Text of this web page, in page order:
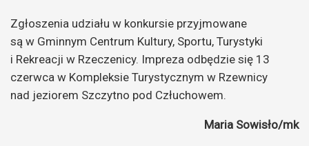
Zgłoszenia udziału w konkursie przyjmowane
są w Gminnym Centrum Kultury, Sportu, Turystyki
i Rekreacji w Rzeczenicy. Impreza odbędzie się 13
czerwca w Kompleksie Turystycznym w Rzewnicy
nad jeziorem Szczytno pod Człuchowem.
Maria Sowisło/mk